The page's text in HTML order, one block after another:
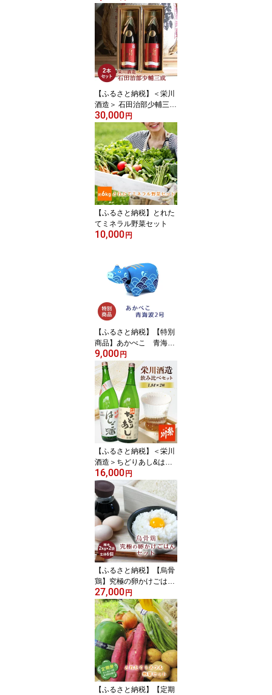
【ふるさと納税】＜栄川
酒造＞ 石田治部少輔三成
2本セット(1800ml) 大吟
醸 日本酒 セット 山田錦
お酒 酒 アルコール 栄川
酒造 贈り物 ギフト F4D-
0090
30,000円
【ふるさと納税】とれた
てミネラル野菜セット
10,000円
【ふるさと納税】【特別
商品】あかべこ 青海
波 2号 F4D-0147
9,000円
【ふるさと納税】＜栄川
酒造＞ちどりあし&はし
ご酒 2本セット(1800ml)
日本酒 お酒 酒 アルコー
ル 栄川酒造 飲み比べ セ
ット 詰合せ F4D-0087
16,000円
【ふるさと納税】【烏骨
鶏】究極の卵かけごはん
セット F4D-0113
27,000円
【ふるさと納税】【定期